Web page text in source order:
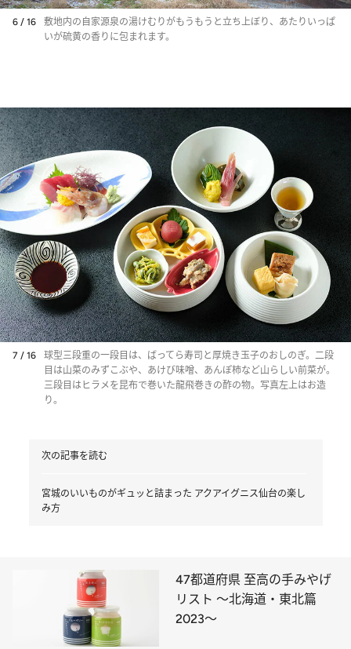
6 / 16
敷地内の自家源泉の湯けむりがもうもうと立ち上ぼり、あたりいっぱ
いが硫黄の香りに包まれます。
7 / 16
球型三段重の一段目は、ばってら寿司と厚焼き玉子のおしのぎ。二段
目は山菜のみずこぶや、あけび味噌、あんぽ柿など山らしい前菜が。
三段目はヒラメを昆布で巻いた龍飛巻きの酢の物。写真左上はお造
り。
次の記事を読む
宮城のいいものがギュッと詰まった アクアイグニス仙台の楽し
み方
47都道府県 至高の手みやげ
リスト ～北海道・東北篇
2023～